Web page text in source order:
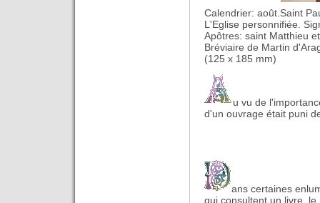
Calendrier: août.Saint
L'Eglise personnifiée.
Apôtres: saint Matthieu
Bréviaire de Martin
(125 x 185 mm)
u vu de
d'un ouvrage était puni
ans certaines
qui consultent un livre,